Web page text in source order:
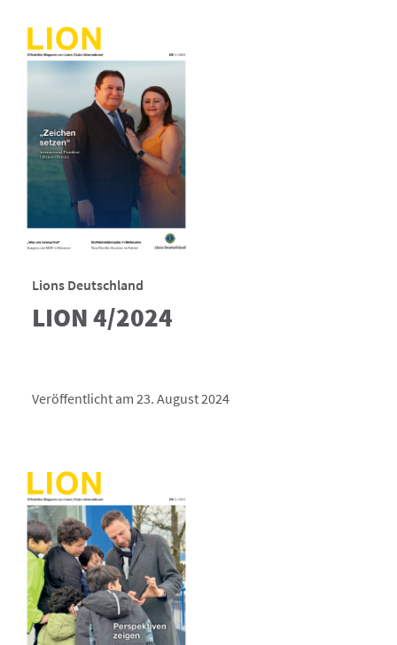
Lions Deutschland
LION 4/2024
Veröffentlicht am 23. August 2024